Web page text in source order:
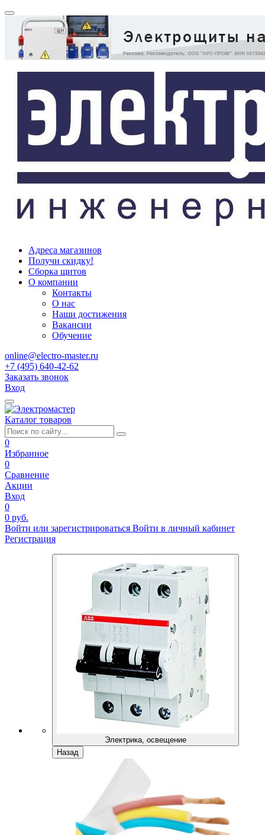
Адреса магазинов
Получи скидку!
Сборка щитов
О компании
Контакты
О нас
Наши достижения
Вакансии
Обучение
online@electro-master.ru
+7 (495) 640-42-62
Заказать звонок
Вход
Каталог товаров
0
Избранное
0
Сравнение
Акции
Вход
0
0 руб.
Войти или зарегистрироваться Войти в личный кабинет
Регистрация
Электрика, освещение
Назад